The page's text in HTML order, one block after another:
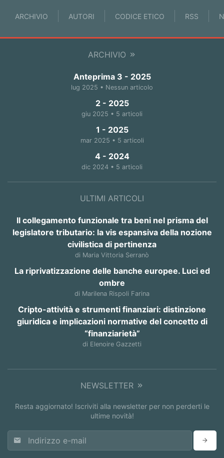
ARCHIVIO AUTORI CODICE ETICO RSS
ARCHIVIO
Anteprima 3 - 2025
lug 2025 • Nessun articolo
2 - 2025
giu 2025 • 5 articoli
1 - 2025
mar 2025 • 5 articoli
4 - 2024
dic 2024 • 5 articoli
ULTIMI ARTICOLI
Il collegamento funzionale tra beni nel prisma del
legislatore tributario: la vis espansiva della nozione
civilistica di pertinenza
di Maria Vittoria Serranò
La riprivatizzazione delle banche europee. Luci ed
ombre
di Marilena Rispoli Farina
Cripto-attività e strumenti finanziari: distinzione
giuridica e implicazioni normative del concetto di
“finanziarietà”
di Elenoire Gazzetti
NEWSLETTER
Resta aggiornato! Iscriviti alla newsletter per non perderti le
ultime novità!